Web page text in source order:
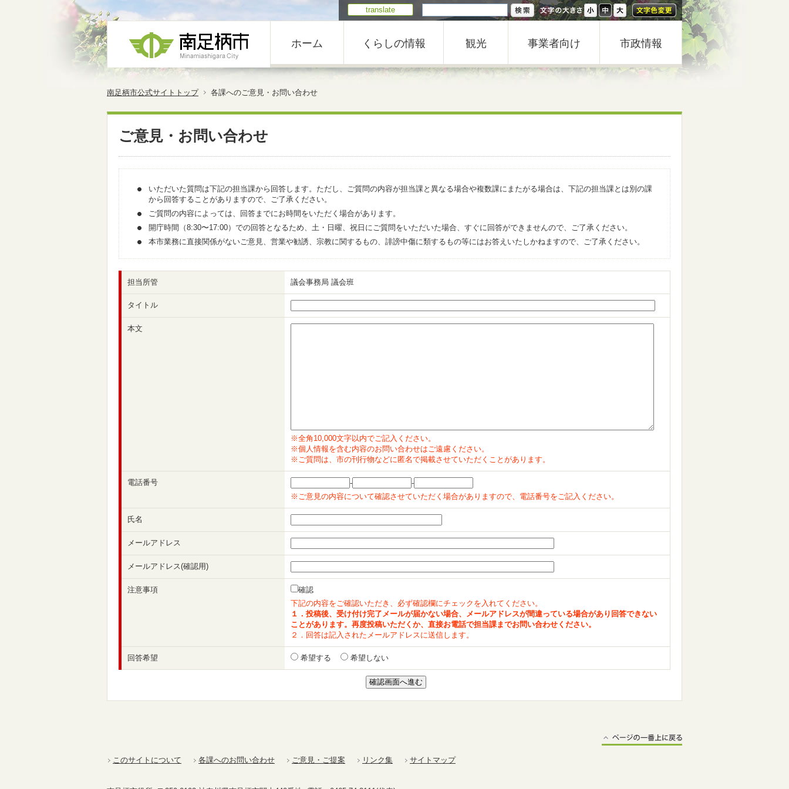
translate
ホーム くらしの情報 観光 事業者向け 市政情報
南足柄市公式サイトトップ 各課へのご意見・お問い合わせ
ご意見・お問い合わせ
いただいた質問は下記の担当課から回答します。ただし、ご質問の内容が担当課と異なる場合や複数課にまたがる場合は、下記の担当課とは別の課
から回答することがありますので、ご了承ください。
ご質問の内容によっては、回答までにお時間をいただく場合があります。
開庁時間（8:30〜17:00）での回答となるため、土・日曜、祝日にご質問をいただいた場合、すぐに回答ができませんので、ご了承ください。
本市業務に直接関係がないご意見、営業や勧誘、宗教に関するもの、誹謗中傷に類するもの等にはお答えいたしかねますので、ご了承ください。
担当所管 議会事務局 議会班
タイトル
本文
※全角10,000文字以内でご記入ください。
※個人情報を含む内容のお問い合わせはご遠慮ください。
※ご質問は、市の刊行物などに匿名で掲載させていただくことがあります。
電話番号 -
-
※ご意見の内容について確認させていただく場合がありますので、電話番号をご記入ください。
氏名
メールアドレス
メールアドレス(確認用)
注意事項
確認
下記の内容をご確認いただき、必ず確認欄にチェックを入れてください。
１．投稿後、受け付け完了メールが届かない場合、メールアドレスが間違っている場合があり回答できない
ことがあります。再度投稿いただくか、直接お電話で担当課までお問い合わせください。
２．回答は記入されたメールアドレスに送信します。
回答希望 希望する 希望しない
このサイトについて 各課へのお問い合わせ ご意見・ご提案 リンク集 サイトマップ